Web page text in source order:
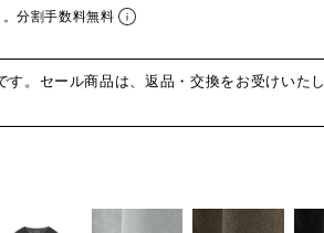
分割手数料無料
す。セール商品は、返品・交換をお受けいた